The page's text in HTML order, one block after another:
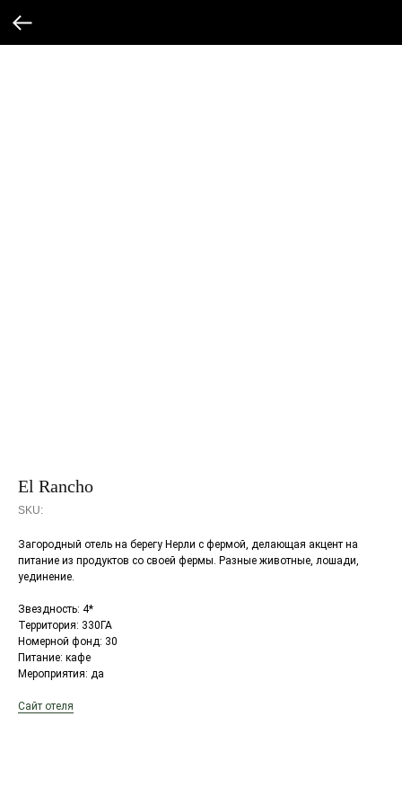
El Rancho
SKU:
Загородный отель на берегу Нерли с фермой, делающая акцент на
питание из продуктов со своей фермы. Разные животные, лошади,
уединение.
Звездность: 4*
Территория: 330ГА
Номерной фонд: 30
Питание: кафе
Мероприятия: да
Сайт отеля